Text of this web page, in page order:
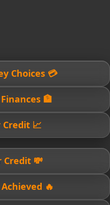
💳 Smarter Money Choices
🏦 Master Your Finances
📈 Grow Your Credit
💸 Boost Your Credit
🔥 Money Goals Achieved